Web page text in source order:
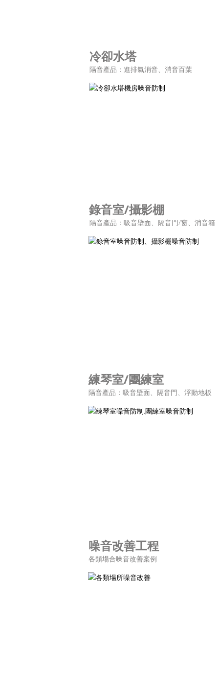
冷卻水塔
各類場合噪音改善案例
隔音產品：進排氣消音、消音百葉
隔音產品：吸音壁面、隔音門、浮動地板
噪音改善工程
隔音產品：吸音壁面、隔音門/窗、消音箱
錄音室/攝影棚
練琴室/團練室